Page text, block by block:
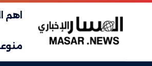
اهم